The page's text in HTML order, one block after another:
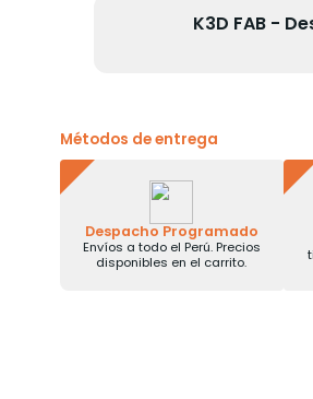
K3D FAB -
Métodos de entrega
Despacho Programado
Envíos a todo el Perú. Precios
disponibles en el carrito.